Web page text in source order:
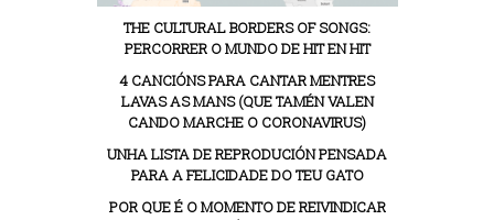
THE CULTURAL BORDERS OF SONGS:
PERCORRER O MUNDO DE HIT EN HIT
4 CANCIÓNS PARA CANTAR MENTRES
LAVAS AS MANS (QUE TAMÉN VALEN
CANDO MARCHE O CORONAVIRUS)
UNHA LISTA DE REPRODUCIÓN PENSADA
PARA A FELICIDADE DO TEU GATO
POR QUE É O MOMENTO DE REIVINDICAR